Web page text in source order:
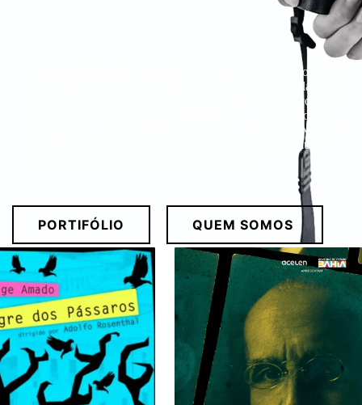
nasceu em 1993, na onda da
música baiana, cada vez mais forte naquela época. De lá até os
dias de hoje, desenvolvemos uma política de trabalho com base
no sonho de realizar, de conquistar clientes e de respeito aos
fornecedores e à nossa equipe de trabalho. Nossa conexão com
o audiovisual se deu através dos vídeos clips. Foram muitos
PORTIFÓLIO QUEM SOMOS